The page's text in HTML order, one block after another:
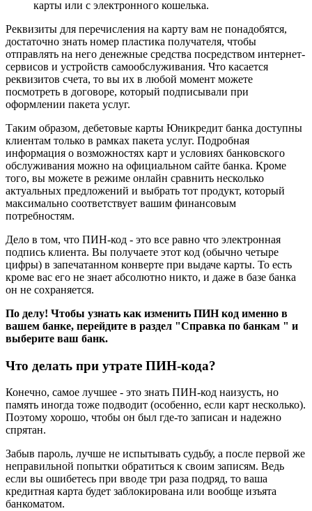
карты или с электронного кошелька.
Реквизиты для перечисления на карту вам не понадобятся,
достаточно знать номер пластика получателя, чтобы
отправлять на него денежные средства посредством интернет-
сервисов и устройств самообслуживания. Что касается
реквизитов счета, то вы их в любой момент можете
посмотреть в договоре, который подписывали при
оформлении пакета услуг.
Таким образом, дебетовые карты Юникредит банка доступны
клиентам только в рамках пакета услуг. Подробная
информация о возможностях карт и условиях банковского
обслуживания можно на официальном сайте банка. Кроме
того, вы можете в режиме онлайн сравнить несколько
актуальных предложений и выбрать тот продукт, который
максимально соответствует вашим финансовым
потребностям.
Дело в том, что ПИН-код - это все равно что электронная
подпись клиента. Вы получаете этот код (обычно четыре
цифры) в запечатанном конверте при выдаче карты. То есть
кроме вас его не знает абсолютно никто, и даже в базе банка
он не сохраняется.
По делу! Чтобы узнать как изменить ПИН код именно в
вашем банке, перейдите в раздел "Справка по банкам " и
выберите ваш банк.
Что делать при утрате ПИН-кода?
Конечно, самое лучшее - это знать ПИН-код наизусть, но
память иногда тоже подводит (особенно, если карт несколько).
Поэтому хорошо, чтобы он был где-то записан и надежно
спрятан.
Забыв пароль, лучше не испытывать судьбу, а после первой же
неправильной попытки обратиться к своим записям. Ведь
если вы ошибетесь при вводе три раза подряд, то ваша
кредитная карта будет заблокирована или вообще изъята
банкоматом.